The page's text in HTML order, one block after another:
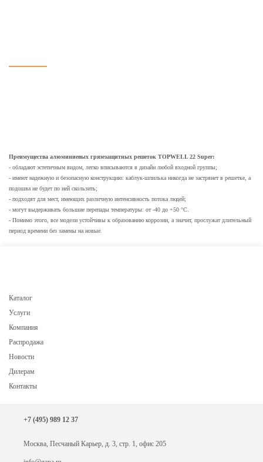
Преимущества алюминиевых грязезащитных решеток TOPWELL 22 Super:
- обладают эстетичным видом, легко вписываются в дизайн любой входной группы;
- имеют надежную и безопасную конструкцию: каблук-шпилька никогда не застрянет в решетке, а
подошва не будет по ней скользить;
- подходят для мест, имеющих различную интенсивность потока людей;
- могут выдерживать большие перепады температуры: от -40 до +50 °С.
- Помимо этого, все модели устойчивы к образованию коррозии, а значит, прослужат длительный
период времени без замены на новые.
Каталог
Услуги
Компания
Распродажа
Новости
Дилерам
Контакты
+7 (495) 989 12 37
Москва, Песчаный Карьер, д. 3, стр. 1, офис 205